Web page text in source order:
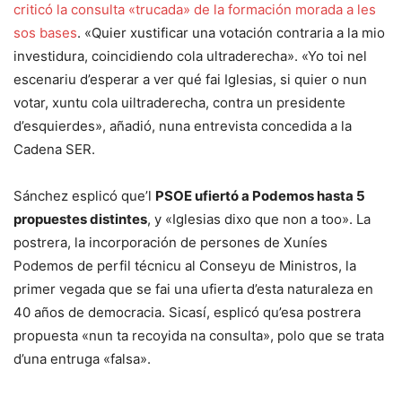
criticó la consulta «trucada» de la formación morada a les
sos bases. «Quier xustificar una votación contraria a la mio
investidura, coincidiendo cola ultraderecha». «Yo toi nel
escenariu d’esperar a ver qué fai Iglesias, si quier o nun
votar, xuntu cola uiltraderecha, contra un presidente
d’esquierdes», añadió, nuna entrevista concedida a la
Cadena SER.
Sánchez esplicó que’l PSOE ufiertó a Podemos hasta 5
propuestes distintes, y «Iglesias dixo que non a too». La
postrera, la incorporación de persones de Xuníes
Podemos de perfil técnicu al Conseyu de Ministros, la
primer vegada que se fai una ufierta d’esta naturaleza en
40 años de democracia. Sicasí, esplicó qu’esa postrera
propuesta «nun ta recoyida na consulta», polo que se trata
d’una entruga «falsa».